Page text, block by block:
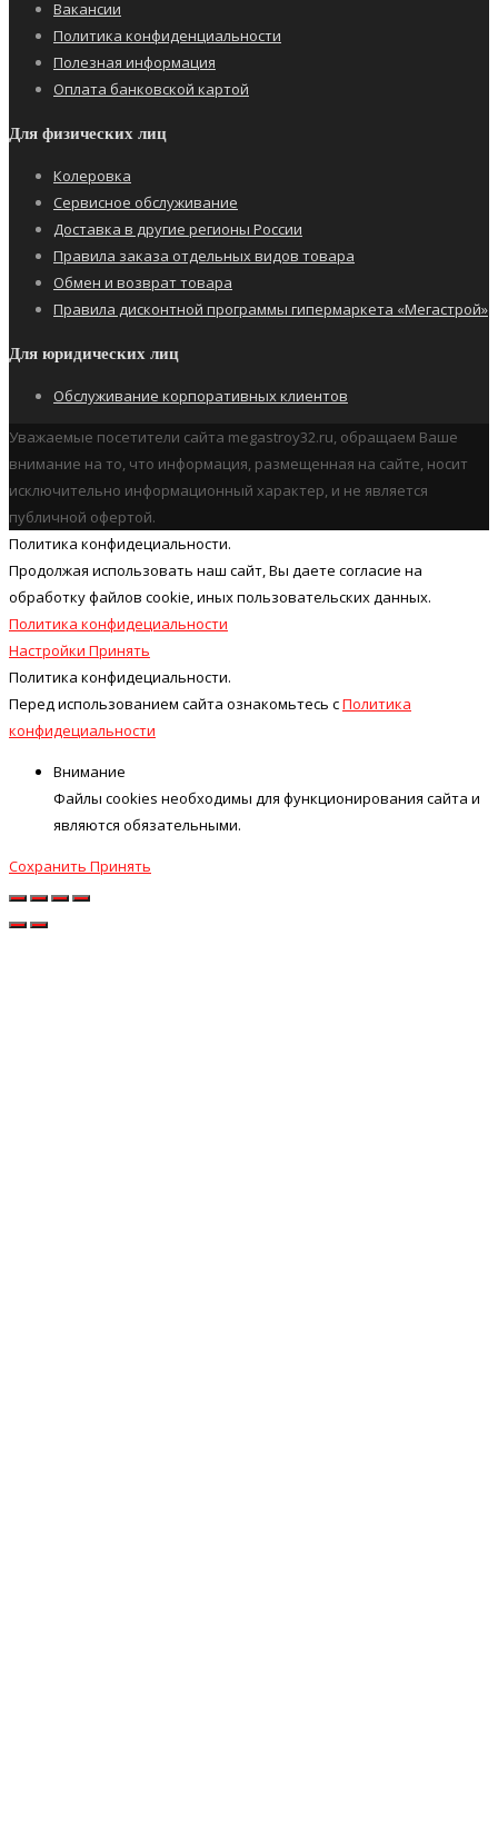
Вакансии
Политика конфиденциальности
Полезная информация
Оплата банковской картой
Для физических лиц
Колеровка
Сервисное обслуживание
Доставка в другие регионы России
Правила заказа отдельных видов товара
Обмен и возврат товара
Правила дисконтной программы гипермаркета «Мегастрой»
Для юридических лиц
Обслуживание корпоративных клиентов
Уважаемые посетители сайта megastroy32.ru, обращаем Ваше
внимание на то, что информация, размещенная на сайте, носит
исключительно информационный характер, и не является
публичной офертой.
Политика конфидециальности.
Продолжая использовать наш cайт, Вы даете согласие на
обработку файлов cookie, иных пользовательских данных.
Политика конфидециальности
Настройки Принять
Политика конфидециальности.
Перед использованием сайта ознакомьтесь сПолитика
конфидециальности
Внимание
Файлы cookies необходимы для функционирования сайта и
являются обязательными.
Сохранить Принять